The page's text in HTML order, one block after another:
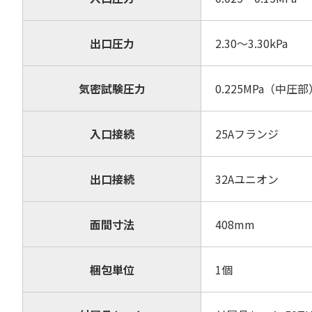
出口圧力 2.30～3.30kPa
気密試験圧力 0.225MPa（中圧部
入口接続 25Aフランジ
出口接続 32Aユニオン
面間寸法 408mm
梱包単位 1個